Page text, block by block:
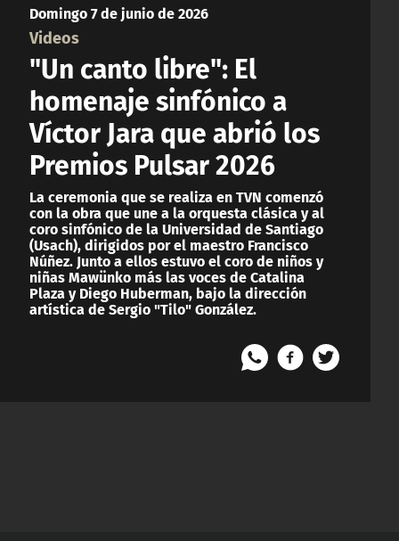
Domingo 7 de junio de 2026
Videos
"Un canto libre": El
homenaje sinfónico a
Víctor Jara que abrió los
Premios Pulsar 2026
La ceremonia que se realiza en TVN comenzó
con la obra que une a la orquesta clásica y al
coro sinfónico de la Universidad de Santiago
(Usach), dirigidos por el maestro Francisco
Núñez. Junto a ellos estuvo el coro de niños y
niñas Mawünko más las voces de Catalina
Plaza y Diego Huberman, bajo la dirección
artística de Sergio "Tilo" González.